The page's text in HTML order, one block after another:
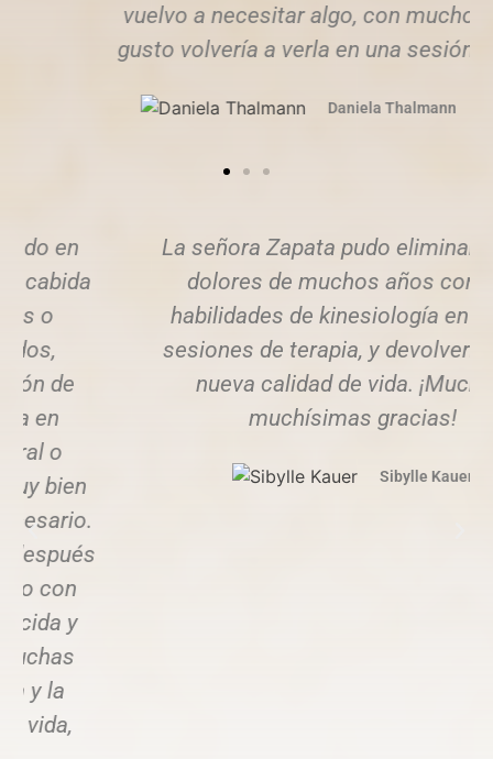
vuelvo a necesitar algo, con mucho
gusto volvería a verla en una sesión.
Daniela Thalmann
La señora Zapata pudo eliminarme los
dolores de muchos años con sus
habilidades de kinesiología en pocas
sesiones de terapia, y devolverme una
nueva calidad de vida. ¡Muchas,
muchísimas gracias!
Sibylle Kauer